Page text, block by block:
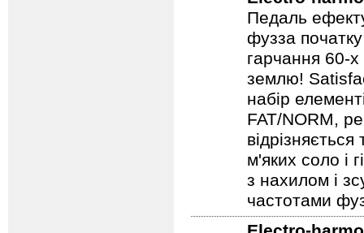
Electro-
Педаль
фузза
гарчання 60-
землю!
набір
FAT/NORM,
м'яких соло і
з нахилом і
частотами